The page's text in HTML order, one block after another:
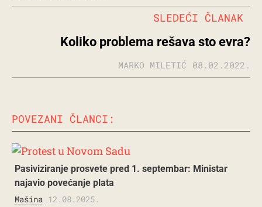
Koliko problema rešava sto evra?
SLEDEĆI ČLANAK
MARKO MILETIĆ 08.02.2022.
POVEZANI ČLANCI:
Pasiviziranje prosvete pred 1. septembar: Ministar
najavio povećanje plata
Mašina 12.08.2025.